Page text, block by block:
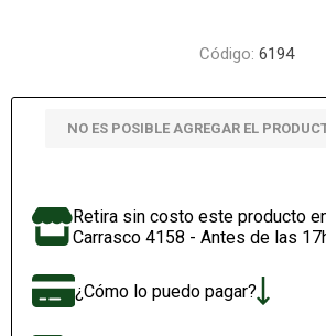
Código: 6194
NO ES POSIBLE AGREGAR EL
Retira sin costo este producto
Carrasco 4158 - Antes de las
¿Cómo lo puedo pagar?